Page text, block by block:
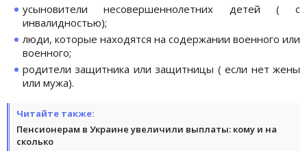
усыновители несовершеннолетних детей ( с
инвалидностью);
люди, которые находятся на содержании военного или
военного;
родители защитника или защитницы ( если нет жены
или мужа).
Читайте также:
Пенсионерам в Украине увеличили выплаты: кому и на
сколько